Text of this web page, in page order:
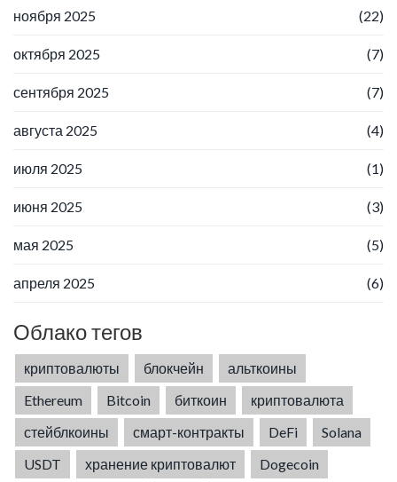
ноября 2025 (22)
октября 2025 (7)
сентября 2025 (7)
августа 2025 (4)
июля 2025 (1)
июня 2025 (3)
мая 2025 (5)
апреля 2025 (6)
Облако тегов
криптовалюты блокчейн
альткоины
Ethereum
Bitcoin биткоин
криптовалюта
стейблкоины
смарт-контракты DeFi
Solana
USDT
хранение криптовалют
Dogecoin